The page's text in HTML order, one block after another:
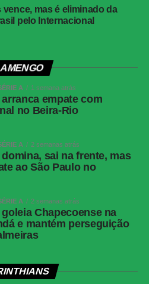
gol tricolor.
voltaram a trabalhar. Aos 25
Fábio a fazer uma
fora da área, mas o goleiro
segundo tempo, empata
amplia jejum no Brasileirão
o clássico terminou
– oitavas de final (ida)
mas é eliminado da
pelo Internacional
A 1 semana atrás
empate com
no Beira-Rio
A 2 semanas atrás
sai na frente, mas
ao São Paulo no
A 2 semanas atrás
Chapecoense na
e mantém perseguição